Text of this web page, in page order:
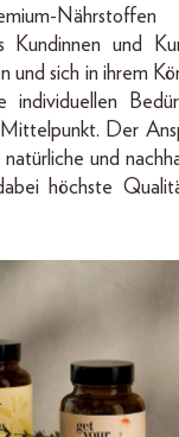
Kundinnen und
und sich in ihrem
individuellen
Der
und
höchste